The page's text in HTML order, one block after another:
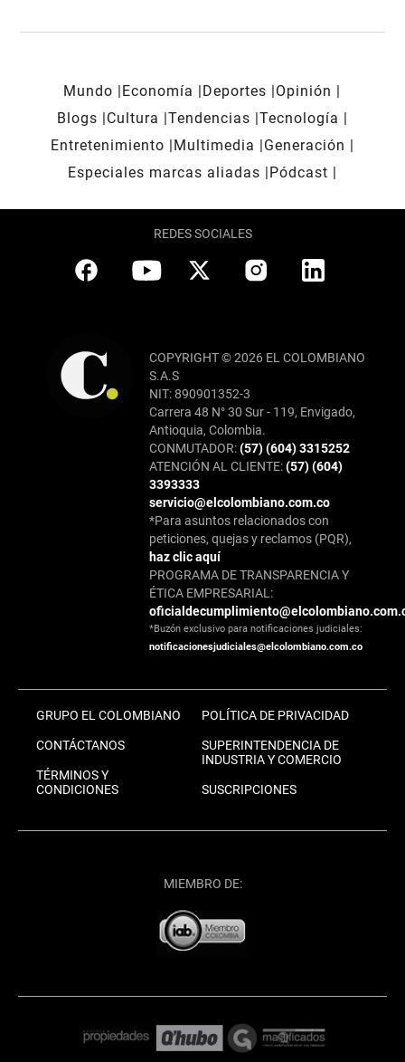
Mundo Economía Deportes
Opinión
Blogs
Cultura Tendencias Tecnología
Entretenimiento
Multimedia
Generación
Especiales marcas aliadas
Pódcast
REDES SOCIALES
COPYRIGHT © 2026 EL COLOMBIANO
S.A.S
NIT: 890901352-3
Carrera 48 N° 30 Sur - 119, Envigado,
Antioquia, Colombia.
CONMUTADOR:(57) (604) 3315252
ATENCIÓN AL CLIENTE:(57) (604)
3393333
servicio@elcolombiano.com.co
*Para asuntos relacionados con
peticiones, quejas y reclamos (PQR),
haz clic aquí
PROGRAMA DE TRANSPARENCIA Y
ÉTICA EMPRESARIAL:
*Buzón exclusivo para notificaciones judiciales:
notificacionesjudiciales@elcolombiano.com.co
GRUPO EL COLOMBIANO
CONTÁCTANOS
TÉRMINOS Y
CONDICIONES
POLÍTICA DE PRIVACIDAD
SUPERINTENDENCIA DE
INDUSTRIA Y COMERCIO
SUSCRIPCIONES
MIEMBRO DE: